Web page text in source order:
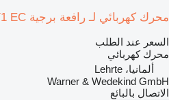
محرك كهربائي لـ رافعة برجية Liebherr 71 EC
السعر عند الطلب
محرك كهربائي
ألمانيا، Lehrte
Warner & Wedekind GmbH
الاتصال بالبائع